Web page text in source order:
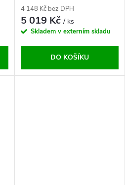
4 148 Kč bez DPH
5 019 Kč/ ks
Skladem v externím skladu
DO KOŠÍKU